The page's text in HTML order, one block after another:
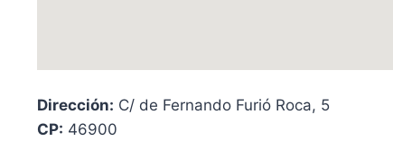
Dirección: C/ de Fernando Furió Roca, 5
CP: 46900